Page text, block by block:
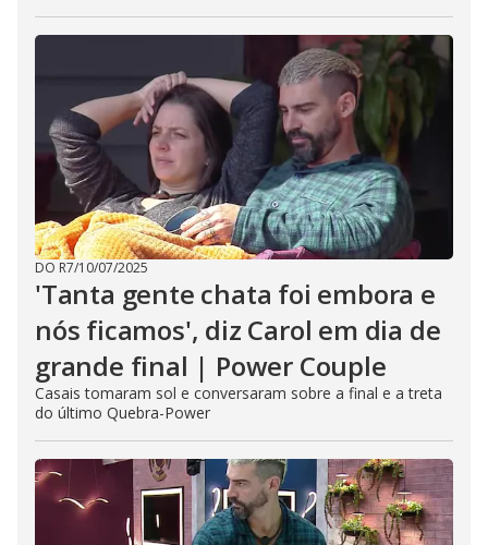
DO R7/10/07/2025
'Tanta gente chata foi embora e
nós ficamos', diz Carol em dia de
grande final | Power Couple
Casais tomaram sol e conversaram sobre a final e a treta
do último Quebra-Power